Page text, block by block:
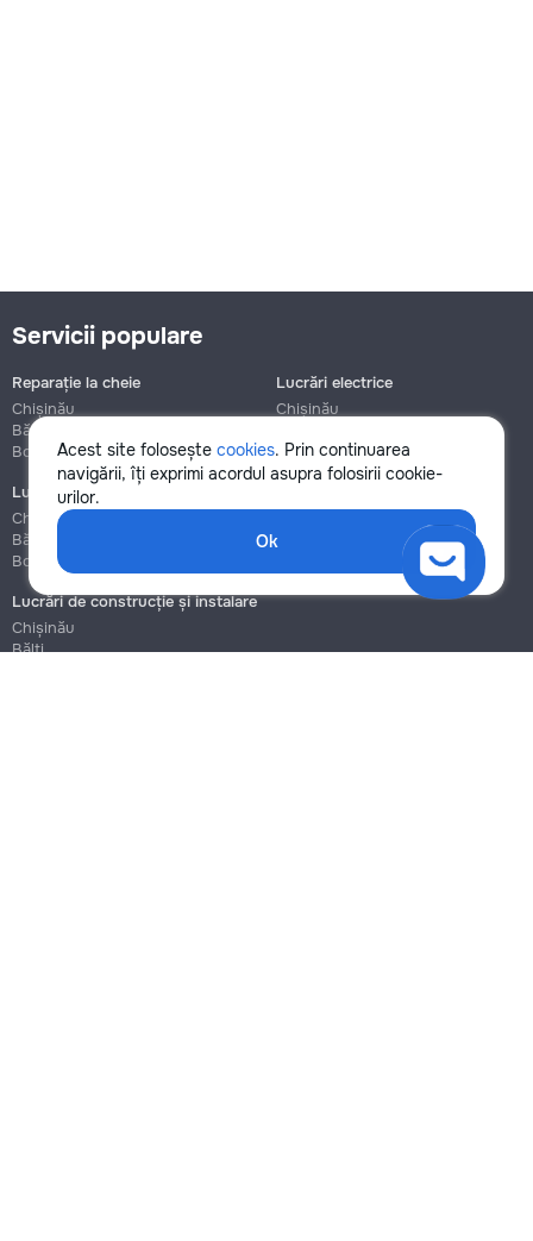
Acest site folosește cookies. Prin continuarea
navigării, îți exprimi acordul asupra folosirii cookie-
urilor.
Ok
Servicii populare
Reparație la cheie
Chișinău
Bălți
Botanica
Lucrări electrice
Chișinău
Botanica
Lucrări de instalații sanitare
Chișinău
Bălți
Botanica
Bălți
Lucrări de construcție și instalare
Chișinău
Bălți